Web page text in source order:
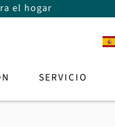
el hogar
SERVICIO